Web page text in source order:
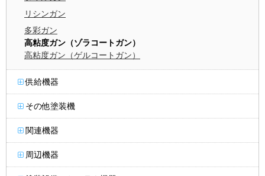
リシンガン
多彩ガン
高粘度ガン（ゾラコートガン）
高粘度ガン（ゲルコートガン）
供給機器
その他塗装機
関連機器
周辺機器